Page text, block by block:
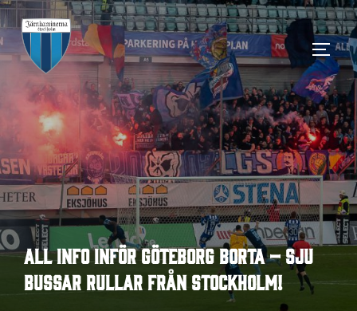
Hoppa
till
innehåll
SLÅ
All info inför Göteborg borta – sju
bussar rullar från Stockholm!